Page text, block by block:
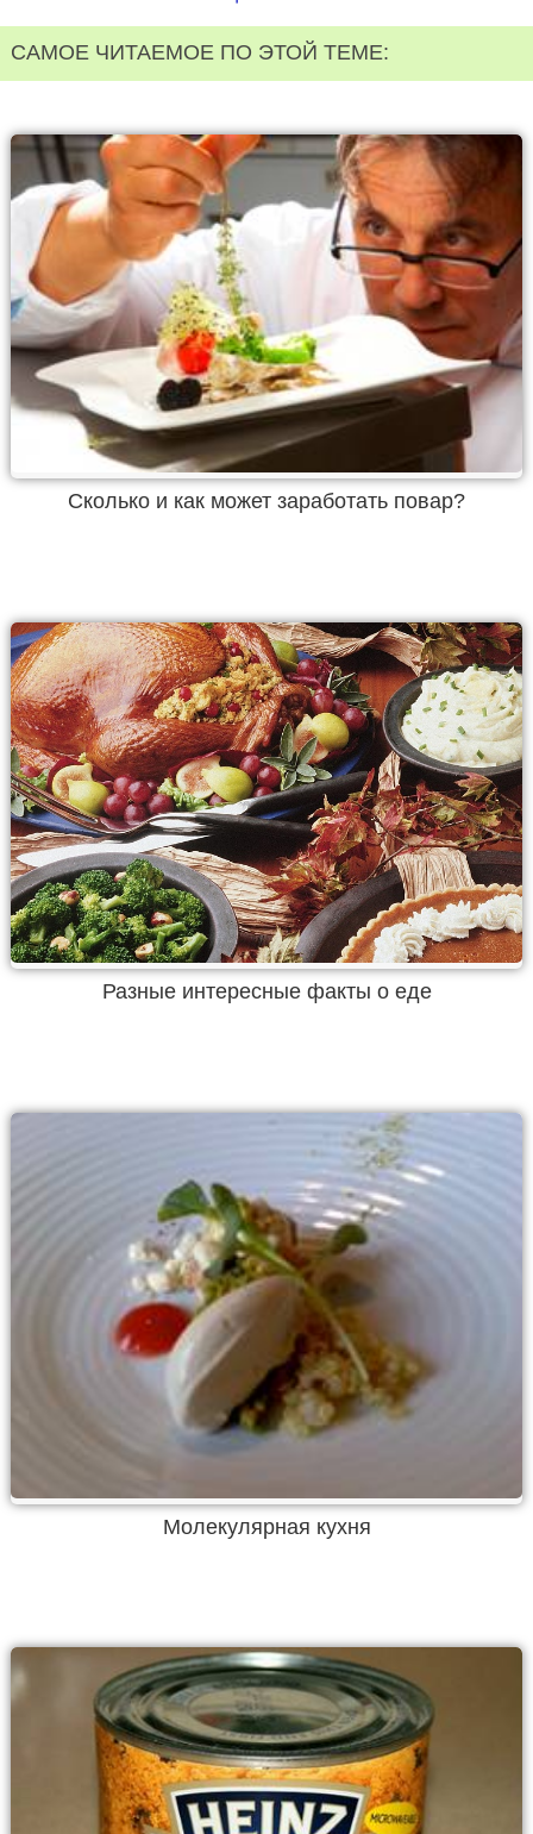
САМОЕ ЧИТАЕМОЕ ПО ЭТОЙ ТЕМЕ:
Сколько и как может заработать повар?
Разные интересные факты о еде
Молекулярная кухня